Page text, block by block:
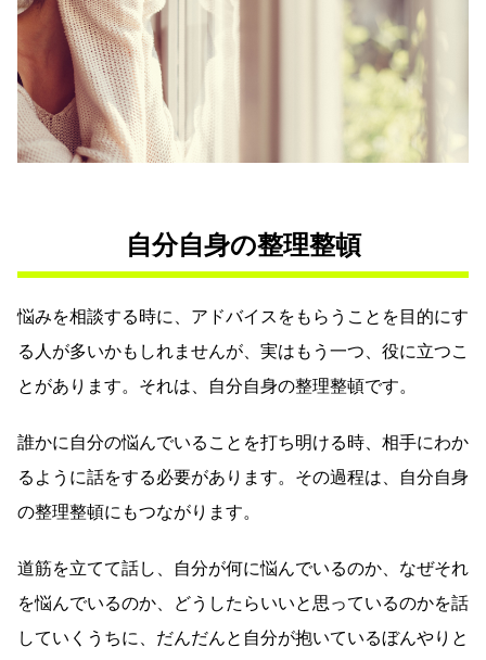
自分自身の整理整頓
悩みを相談する時に、アドバイスをもらうことを目的にす
る人が多いかもしれませんが、実はもう一つ、役に立つこ
とがあります。それは、自分自身の整理整頓です。
誰かに自分の悩んでいることを打ち明ける時、相手にわか
るように話をする必要があります。その過程は、自分自身
の整理整頓にもつながります。
道筋を立てて話し、自分が何に悩んでいるのか、なぜそれ
を悩んでいるのか、どうしたらいいと思っているのかを話
していくうちに、だんだんと自分が抱いているぼんやりと